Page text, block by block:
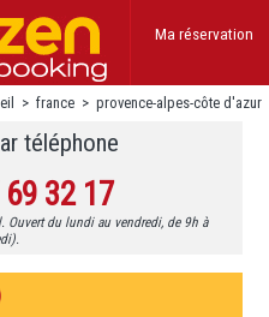
Ma réservation
> france > provence-alpes-côte d'azur
téléphone
32 17
Ouvert du lundi au vendredi, de 9h à